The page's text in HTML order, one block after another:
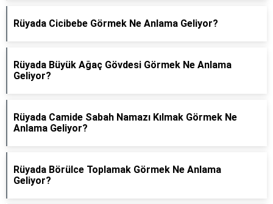
Rüyada Cicibebe Görmek Ne Anlama Geliyor?
Rüyada Büyük Ağaç Gövdesi Görmek Ne Anlama
Geliyor?
Rüyada Camide Sabah Namazı Kılmak Görmek Ne
Anlama Geliyor?
Rüyada Börülce Toplamak Görmek Ne Anlama
Geliyor?